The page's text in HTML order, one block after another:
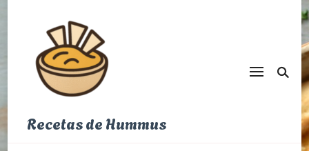
Recetas de Hummus